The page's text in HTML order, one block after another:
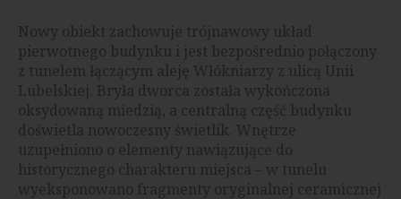
Nowy obiekt zachowuje trójnawowy układ
pierwotnego budynku i jest bezpośrednio połączony
z tunelem łączącym aleję Włókniarzy z ulicą Unii
Lubelskiej. Bryła dworca została wykończona
oksydowaną miedzią, a centralną część budynku
doświetla nowoczesny świetlik. Wnętrze
uzupełniono o elementy nawiązujące do
historycznego charakteru miejsca – w tunelu
wyeksponowano fragmenty oryginalnej ceramicznej